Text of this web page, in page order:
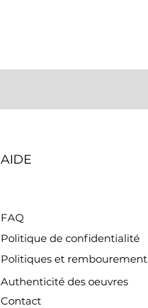
AIDE
FAQ
Politique de confidentialité
Politiques et rembourement
Authenticité des oeuvres
Contact